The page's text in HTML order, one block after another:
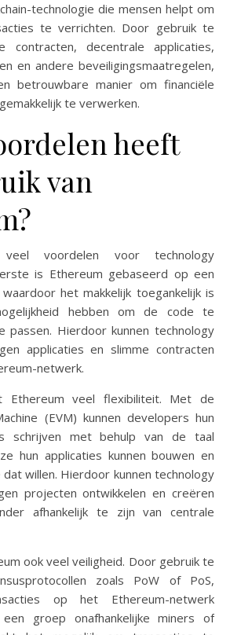
technologie die mensen helpt om
te verrichten. Door gebruik te
contracten, decentrale applicaties,
en andere beveiligingsmaatregelen,
betrouwbare manier om financiële
te verwerken.
heeft
van
voordelen voor technology
is Ethereum gebaseerd op een
het makkelijk toegankelijk is
hebben om de code te
passen. Hierdoor kunnen technology
applicaties en slimme contracten
netwerk.
Ethereum veel flexibiliteit. Met de
(EVM) kunnen developers hun
schrijven met behulp van de taal
hun applicaties kunnen bouwen en
willen. Hierdoor kunnen technology
projecten ontwikkelen en creëren
afhankelijk te zijn van centrale
ook veel veiligheid. Door gebruik te
zoals PoW of PoS,
op het Ethereum-netwerk
groep onafhankelijke miners of